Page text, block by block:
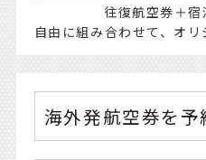
往復航空券＋
自由に組み合わせて、オ
海外発航空券を予